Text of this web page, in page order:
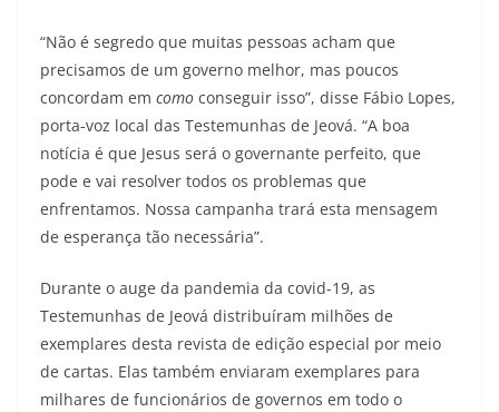
“Não é segredo que muitas pessoas acham que
precisamos de um governo melhor, mas poucos
concordam em como conseguir isso”, disse Fábio Lopes,
porta-voz local das Testemunhas de Jeová. “A boa
notícia é que Jesus será o governante perfeito, que
pode e vai resolver todos os problemas que
enfrentamos. Nossa campanha trará esta mensagem
de esperança tão necessária”.
Durante o auge da pandemia da covid-19, as
Testemunhas de Jeová distribuíram milhões de
exemplares desta revista de edição especial por meio
de cartas. Elas também enviaram exemplares para
milhares de funcionários de governos em todo o